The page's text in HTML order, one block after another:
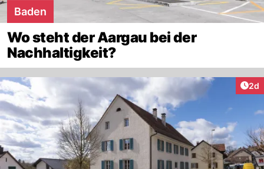
Baden
Wo steht der Aargau bei der
Nachhaltigkeit?
2d